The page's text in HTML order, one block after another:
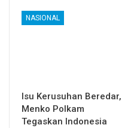
NASIONAL
Isu Kerusuhan Beredar,
Menko Polkam
Tegaskan Indonesia